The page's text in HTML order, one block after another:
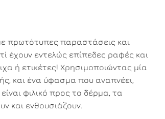
πρωτότυπες παραστάσεις και
έχουν εντελώς επίπεδες ραφές και
ή ετικέτες! Χρησιμοποιώντας μία
και ένα ύφασμα που αναπνέει,
φιλικό προς το δέρμα, τα
και ενθουσιάζουν.